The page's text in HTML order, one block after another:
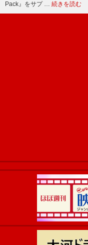
Pack』をサプ … 続きを読む